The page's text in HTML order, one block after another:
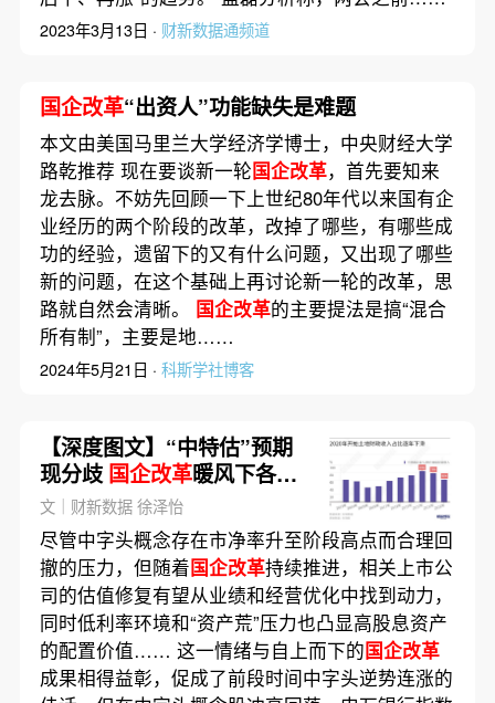
2023年3月13日 · 财新数据通频道
国企改革“出资人”功能缺失是难题
本文由美国马里兰大学经济学博士，中央财经大学
路乾推荐 现在要谈新一轮国企改革，首先要知来
龙去脉。不妨先回顾一下上世纪80年代以来国有企
业经历的两个阶段的改革，改掉了哪些，有哪些成
功的经验，遗留下的又有什么问题，又出现了哪些
新的问题，在这个基础上再讨论新一轮的改革，思
路就自然会清晰。 国企改革的主要提法是搞“混合
所有制”，主要是地……
2024年5月21日 · 科斯学社博客
【深度图文】“中特估”预期
现分歧国企改革暖风下各行
业成长性如何？
文｜财新数据 徐泽怡
尽管中字头概念存在市净率升至阶段高点而合理回
撤的压力，但随着国企改革持续推进，相关上市公
司的估值修复有望从业绩和经营优化中找到动力，
同时低利率环境和“资产荒”压力也凸显高股息资产
的配置价值…… 这一情绪与自上而下的国企改革
成果相得益彰，促成了前段时间中字头逆势连涨的